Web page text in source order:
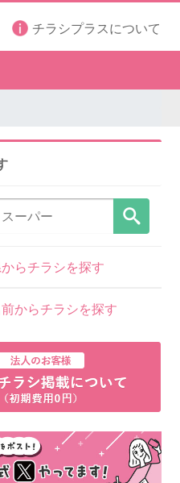
チラシプラスについて
らチラシを探す
からチラシを探す